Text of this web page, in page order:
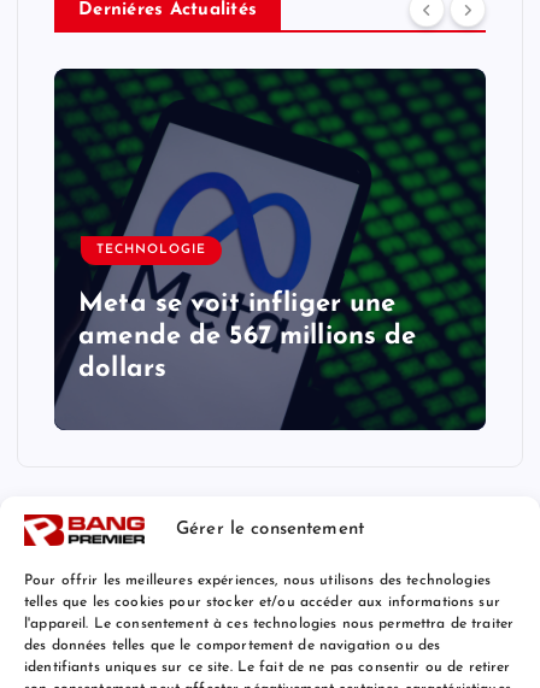
Gérer le consentement
Pour offrir les meilleures expériences, nous utilisons des technologies
telles que les cookies pour stocker et/ou accéder aux informations sur
l'appareil. Le consentement à ces technologies nous permettra de traiter
des données telles que le comportement de navigation ou des
identifiants uniques sur ce site. Le fait de ne pas consentir ou de retirer
Derniéres Actualités
TECHNOLOGIE
Meta se voit infliger une
amende de 567 millions de
dollars
Mentions Légales